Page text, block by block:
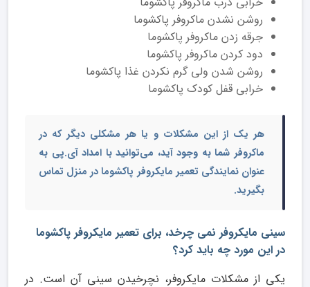
روشن نشدن ماکروفر پاکشوما
جرقه زدن ماکروفر پاکشوما
دود کردن ماکروفر پاکشوما
روشن شدن ولی گرم نکردن غذا پاکشوما
خرابی قفل کودک پاکشوما
هر یک از این مشکلات و یا هر مشکلی دیگر که در
ماکروفر شما به وجود آید، می‌توانید با امداد آی.پی به
عنوان نمایندگی تعمیر مایکروفر پاکشوما در منزل تماس
بگیرید.
سینی مایکروفر نمی چرخد، برای تعمیر مایکروفر پاکشوما
در این مورد چه باید کرد؟
یکی از مشکلات مایکروفر، نچرخیدن سینی آن است. در